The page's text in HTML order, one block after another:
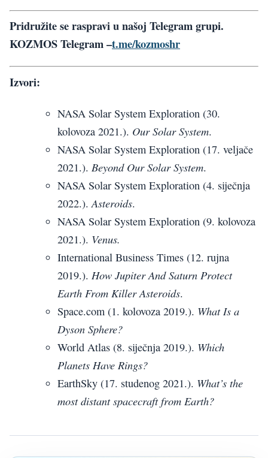
Pridružite se raspravi u našoj Telegram grupi.
KOZMOS Telegram–t.me/kozmoshr
Izvori:
NASA Solar System Exploration (30.
kolovoza 2021.). Our Solar System.
NASA Solar System Exploration (17. veljače
2021.). Beyond Our Solar System.
NASA Solar System Exploration (4. siječnja
2022.). Asteroids.
NASA Solar System Exploration (9. kolovoza
2021.). Venus.
International Business Times (12. rujna
2019.). How Jupiter And Saturn Protect
Earth From Killer Asteroids.
Space.com (1. kolovoza 2019.). What Is a
Dyson Sphere?
World Atlas (8. siječnja 2019.). Which
Planets Have Rings?
EarthSky (17. studenog 2021.). What’s the
most distant spacecraft from Earth?